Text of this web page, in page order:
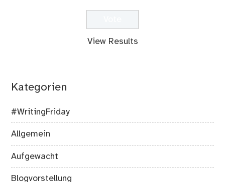
View Results
Kategorien
#WritingFriday
Allgemein
Aufgewacht
Blogvorstellung